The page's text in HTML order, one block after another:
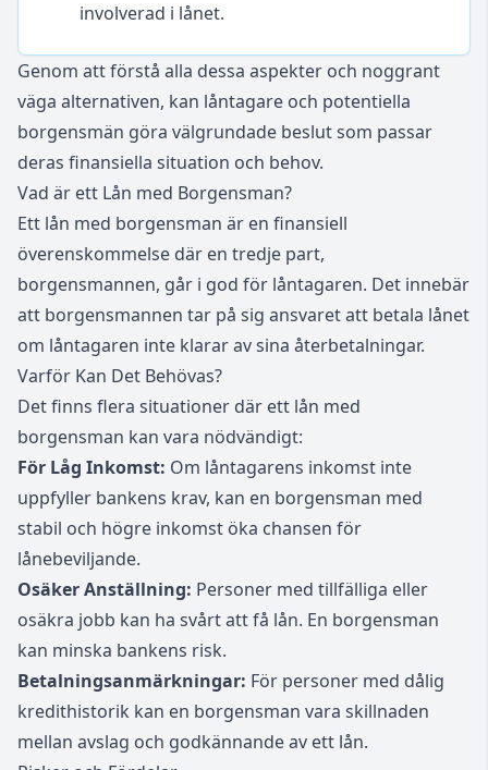
involverad i lånet.
Genom att förstå alla dessa aspekter och noggrant
väga alternativen, kan låntagare och potentiella
borgensmän göra välgrundade beslut som passar
deras finansiella situation och behov.
Vad är ett Lån med Borgensman?
Ett lån med borgensman är en finansiell
överenskommelse där en tredje part,
borgensmannen, går i god för låntagaren. Det innebär
att borgensmannen tar på sig ansvaret att betala lånet
om låntagaren inte klarar av sina återbetalningar.
Varför Kan Det Behövas?
Det finns flera situationer där ett lån med
borgensman kan vara nödvändigt:
För Låg Inkomst: Om låntagarens inkomst inte
uppfyller bankens krav, kan en borgensman med
stabil och högre inkomst öka chansen för
lånebeviljande.
Osäker Anställning: Personer med tillfälliga eller
osäkra jobb kan ha svårt att få lån. En borgensman
kan minska bankens risk.
Betalningsanmärkningar: För personer med dålig
kredithistorik kan en borgensman vara skillnaden
mellan avslag och godkännande av ett lån.